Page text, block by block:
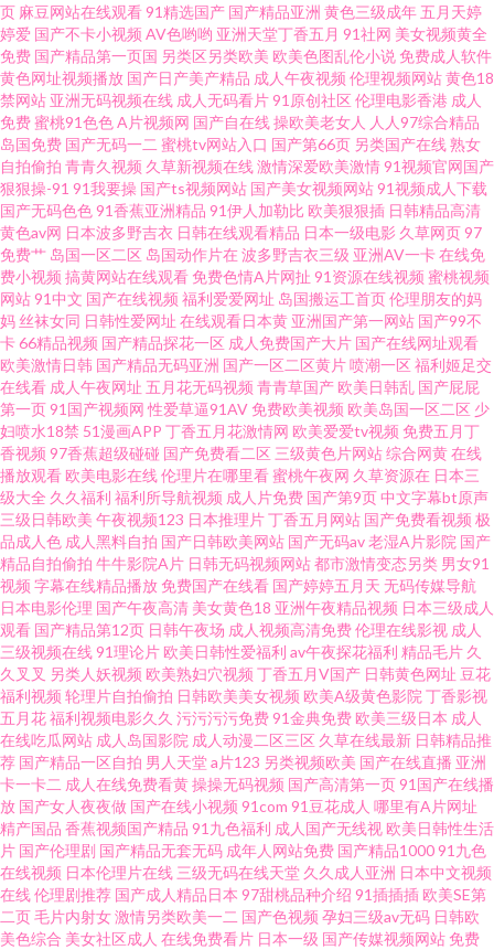
91av手机视频在线 国产日本精品久久 亚州射逼 大香蕉老司机福利 人妖肛交
91福利主播 福利国产熟女 日韩欧美国产成人 91人妻草 国产亚洲日本欧美 午
夜av免费 国产欧美成人麻豆久久 五月丁香淫淫网 91网页 久草韩日WWW
1024吃瓜官网入口 东方av亚洲 日本韩国久久 avt天堂 国产精品综合网 精品一
期二期在线 色婷婷亚洲精品 先锋影音资源女人网 午夜欧美久久一 97超碰福
利 免费成人在线网 91大香蕉探花 老司机av电影 91热视频在线观看 极品色视
频导航 91爱爱视频午夜 第一福利视频导航 国产合集1024 深夜看片 91视频日
本 精品无码一二 91看大片 久久第6页 91黑料网址入口 久久0区 91大神文轩
国产电影三区 手机1024黄色视频 91丝袜视频 久久肏com 影音先锋最新av在
线 九一在线网址 91福利精品人妻 久草在线免费av 一区一区一去一级 国产精
品96久久 深夜色情污网址 91熟女蝌蚪视频 欧美亚一二三 91视频在线观看免
费 伦理视频91 91观看链接 老司机AV网 51尤物视频 岛国电影 色久悠悠色成
人 91在线观看免费 天堂男人精品 欧美亚州另类 美日韩无码 91美女足交 麻豆
成人综合 91啦九色绿帽 黄站在线观看91 91大神啪视频 黄色91网址 91福利
社在线观看 91看片网页版 玖玖re热 91黄色视频大全 国产自拍三级视频 夜夜
精品一区二区无码 成人肏屄福利网站 色多多在线 91综合网海角社区色 欧美
图一区在线观看 91精品视频网 狠狠干综合网 亚洲熟妇爱ab 爱豆影院官网 日
页 麻豆网站在线观看91精选国产 国产精品亚洲 黄色三级成年 五月天婷
婷爱 国产不卡小视频 AV色哟哟 亚洲天堂丁香五月 91社网 美女视频黄全
免费 国产精品第一页国 另类区另类欧美 欧美色图乱伦小说 免费成人软件
黄色网址视频播放 国产日产美产精品 成人午夜视频 伦理视频网站黄色18
禁网站 亚洲无码视频在线 成人无码看片91原创社区 伦理电影香港 成人
免费蜜桃91色色A片视频网 国产自在线操欧美老女人 人人97综合精品
岛国免费 国产无码一二 蜜桃tv网站入口 国产第66页 另类国产在线熟女
自拍偷拍 青青久视频 久草新视频在线激情深爱欧美激情91视频官网国产
狠狠操-91 91我要操 国产ts视频网站 国产美女视频网站91视频成人下载
国产无码色色91香蕉亚洲精品 91伊人加勒比 欧美狠狠插 日韩精品高清
黄色av网 日本波多野吉衣 日韩在线观看精品 日本一级电影 久草网页97
免费艹 岛国一区二区 岛国动作片在波多野吉衣三级 亚洲AV一卡在线免
费小视频 搞黄网站在线观看 免费色情A片网扯 91资源在线视频 蜜桃视频
网站91中文 国产在线视频 福利爱爱网址 岛国搬运工首页伦理朋友的妈
妈 丝袜女同 日韩性爱网址 在线观看日本黄 亚洲国产第一网站 国产99不
卡66精品视频 国产精品探花一区 成人免费国产大片 国产在线网址观看
欧美激情日韩 国产精品无码亚洲 国产一区二区黄片喷潮一区 福利姬足交
在线看 成人午夜网址 五月花无码视频 青青草国产 欧美日韩乱 国产屁屁
第一页91国产视频网 性爱草逼91AV 免费欧美视频 欧美岛国一区二区 少
妇喷水18禁 51漫画APP 丁香五月花激情网 欧美爱爱tv视频 免费五月丁
香视频 97香蕉超级碰碰 国产免费看二区 三级黄色片网站综合网黄在线
播放观看 欧美电影在线伦理片在哪里看蜜桃午夜网 久草资源在 日本三
级大全 久久福利 福利所导航视频 成人片免费 国产第9页中文字幕bt原声
三级日韩欧美 午夜视频123 日本推理片丁香五月网站 国产免费看视频 极
品成人色 成人黑料自拍 国产日韩欧美网站 国产无码av老湿A片影院 国产
精品自拍偷拍 牛牛影院A片 日韩无码视频网站都市激情变态另类 男女91
视频 字幕在线精品播放 免费国产在线看 国产婷婷五月天 无码传媒导航
日本电影伦理 国产午夜高清 美女黄色18 亚洲午夜精品视频 日本三级成人
观看 国产精品第12页 日韩午夜场 成人视频高清免费伦理在线影视 成人
三级视频在线91理论片 欧美日韩性爱福利 av午夜探花福利 精品毛片 久
久叉叉 另类人妖视频 欧美熟妇穴视频 丁香五月V国产 日韩黄色网址 豆花
福利视频 轮理片自拍偷拍 日韩欧美美女视频 欧美A级黄色影院 丁香影视
五月花福利视频电影久久 污污污污免费91金典免费 欧美三级日本 成人
在线吃瓜网站 成人岛国影院 成人动漫二区三区 久草在线最新 日韩精品推
荐 国产精品一区自拍 男人天堂a片123 另类视频欧美 国产在线直播 亚洲
卡一卡二 成人在线免费看黄操操无码视频 国产高清第一页91国产在线播
放 国产女人夜夜做 国产在线小视频 91com 91豆花成人 哪里有A片网址
精产国品 香蕉视频国产精品 91九色福利 成人国产无线视 欧美日韩性生活
片 国产伦理剧 国产精品无套无码 成年人网站免费 国产精品100091九色
在线视频 日本伦理片在线 三级无码在线天堂 久久成人亚洲 日本中文视频
在线伦理剧推荐 国产成人精品日本 97甜桃品种介绍 91插插插 欧美SE第
二页毛片内射女激情另类欧美一二 国产色视频 孕妇三级av无码 日韩欧
美色综合 美女社区成人 在线免费看片 日本一级 国产传媒视频网站 免费